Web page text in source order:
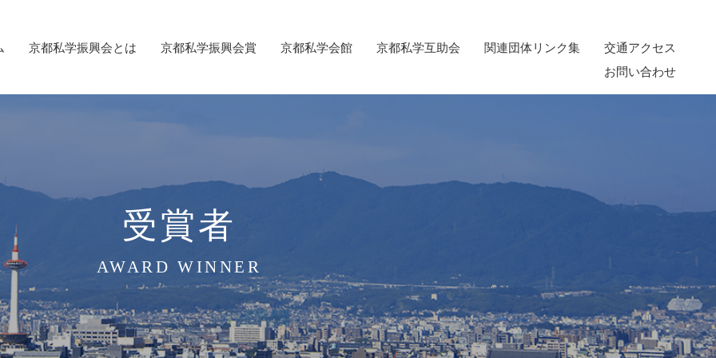
京都私学振興会とは 京都私学振興会賞 京都私学会館 京都私学互助会 関連団体リンク集
交通アクセス
お問い合わせ
受賞者
AWARD WINNER